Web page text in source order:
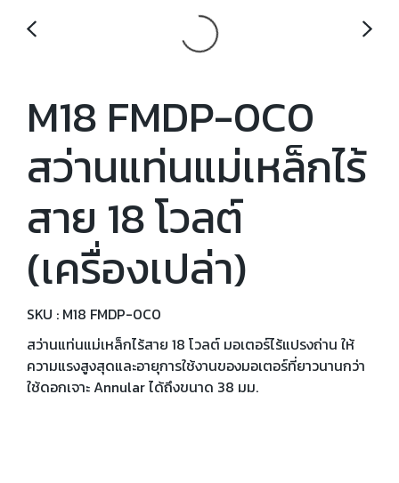
M18 FMDP-0C0
สว่านแท่นแม่เหล็กไร้
สาย 18 โวลต์
(เครื่องเปล่า)
SKU : M18 FMDP-0C0
สว่านแท่นแม่เหล็กไร้สาย 18 โวลต์ มอเตอร์ไร้แปรงถ่าน ให้
ความแรงสูงสุดและอายุการใช้งานของมอเตอร์ที่ยาวนานกว่า
ใช้ดอกเจาะ Annular ได้ถึงขนาด 38 มม.